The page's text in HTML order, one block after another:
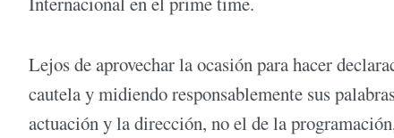
Lejos de aprovechar la ocasión para hacer
cautela y midiendo responsablemente sus
actuación y la dirección, no el de la